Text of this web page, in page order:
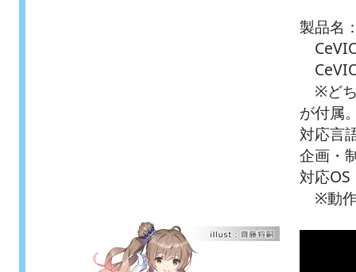
製品名
※どち
が付属
対応言
企画・
対応
※動作